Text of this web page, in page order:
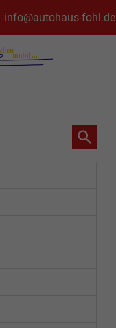
info@autohaus-fohl.de